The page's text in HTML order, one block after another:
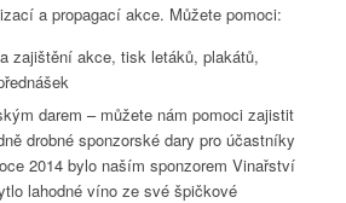
a propagací akce. Můžete pomoci:
zajištění akce, tisk letáků, plakátů,
darem – můžete nám pomoci zajistit
drobné sponzorské dary pro účastníky
2014 bylo naším sponzorem Vinařství
lahodné víno ze své špičkové